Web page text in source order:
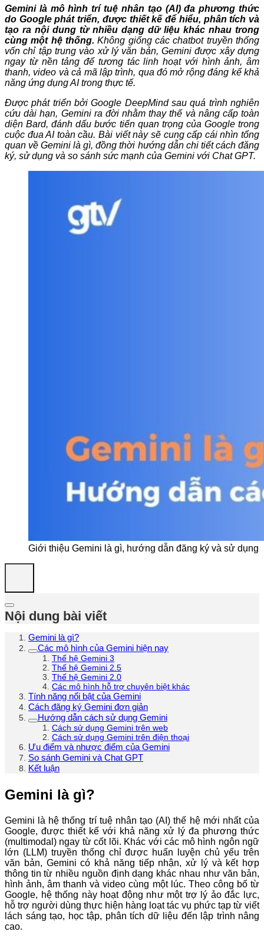
Gemini là mô hình trí tuệ nhân tạo (AI) đa phương thức
do Google phát triển, được thiết kế để hiểu, phân tích và
tạo ra nội dung từ nhiều dạng dữ liệu khác nhau trong
cùng một hệ thống.Không giống các chatbot truyền thống
vốn chỉ tập trung vào xử lý văn bản, Gemini được xây dựng
ngay từ nền tảng để tương tác linh hoạt với hình ảnh, âm
thanh, video và cả mã lập trình, qua đó mở rộng đáng kể khả
năng ứng dụng AI trong thực tế.
Được phát triển bởi Google DeepMind sau quá trình nghiên
cứu dài hạn, Gemini ra đời nhằm thay thế và nâng cấp toàn
diện Bard, đánh dấu bước tiến quan trọng của Google trong
cuộc đua AI toàn cầu. Bài viết này sẽ cung cấp cái nhìn tổng
quan về Gemini là gì, đồng thời hướng dẫn chi tiết cách đăng
ký, sử dụng và so sánh sức mạnh của Gemini với Chat GPT.
Giới thiệu Gemini là gì, hướng dẫn đăng ký và sử dụng
Nội dung bài viết
Gemini là gì?
Các mô hình của Gemini hiện nay
Thế hệ Gemini 3
Thế hệ Gemini 2.5
Thế hệ Gemini 2.0
Các mô hình hỗ trợ chuyên biệt khác
Tính năng nổi bật của Gemini
Cách đăng ký Gemini đơn giản
Hướng dẫn cách sử dụng Gemini
Cách sử dụng Gemini trên web
Cách sử dụng Gemini trên điện thoại
Ưu điểm và nhược điểm của Gemini
So sánh Gemini và Chat GPT
Kết luận
Gemini là gì?
Gemini là hệ thống trí tuệ nhân tạo (AI) thế hệ mới nhất của
Google, được thiết kế với khả năng xử lý đa phương thức
(multimodal) ngay từ cốt lõi. Khác với các mô hình ngôn ngữ
lớn (LLM) truyền thống chỉ được huấn luyện chủ yếu trên
văn bản, Gemini có khả năng tiếp nhận, xử lý và kết hợp
thông tin từ nhiều nguồn định dạng khác nhau như văn bản,
hình ảnh, âm thanh và video cùng một lúc. Theo công bố từ
Google, hệ thống này hoạt động như một trợ lý ảo đắc lực,
hỗ trợ người dùng thực hiện hàng loạt tác vụ phức tạp từ viết
lách sáng tạo, học tập, phân tích dữ liệu đến lập trình nâng
cao.